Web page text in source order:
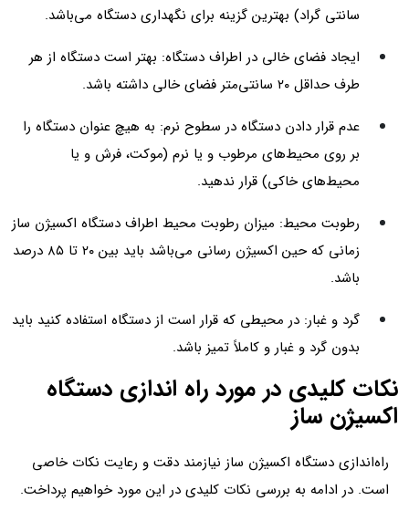
سانتی گراد) بهترین گزینه برای نگهداری دستگاه می‌باشد.
ایجاد فضای خالی در اطراف دستگاه: بهتر است دستگاه از هر
طرف حداقل ۲۰ سانتی‌متر فضای خالی داشته باشد.
عدم قرار دادن دستگاه در سطوح نرم: به هیچ عنوان دستگاه را
بر روی محیط‌های مرطوب و یا نرم (موکت، فرش و یا
محیط‌های خاکی) قرار ندهید.
رطوبت محیط: میزان رطوبت محیط اطراف دستگاه اکسیژن ساز
زمانی که حین اکسیژن رسانی می‌باشد باید بین ۲۰ تا ۸۵ درصد
باشد.
گرد و غبار: در محیطی که قرار است از دستگاه استفاده کنید باید
بدون گرد و غبار و کاملاً تمیز باشد.
نکات کلیدی در مورد راه اندازی دستگاه
اکسیژن ساز
راه‌‌اندازی دستگاه اکسیژن ساز نیازمند دقت و رعایت نکات خاصی
است. در ادامه به بررسی نکات کلیدی در این مورد خواهیم پرداخت.